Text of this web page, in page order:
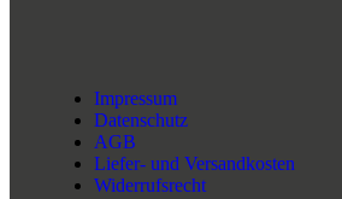
Impressum
Datenschutz
AGB
Liefer- und Versandkosten
Widerrufsrecht